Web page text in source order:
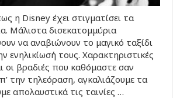
η Disney έχει στιγματίσει τα
Μάλιστα δισεκατομμύρια
να αναβιώνουν το μαγικό ταξίδι
ενηλικίωσή τους. Χαρακτηριστικές
οι βραδιές που καθόμαστε σαν
την τηλεόραση, αγκαλιάζουμε τα
απολαυστικά τις ταινίες …